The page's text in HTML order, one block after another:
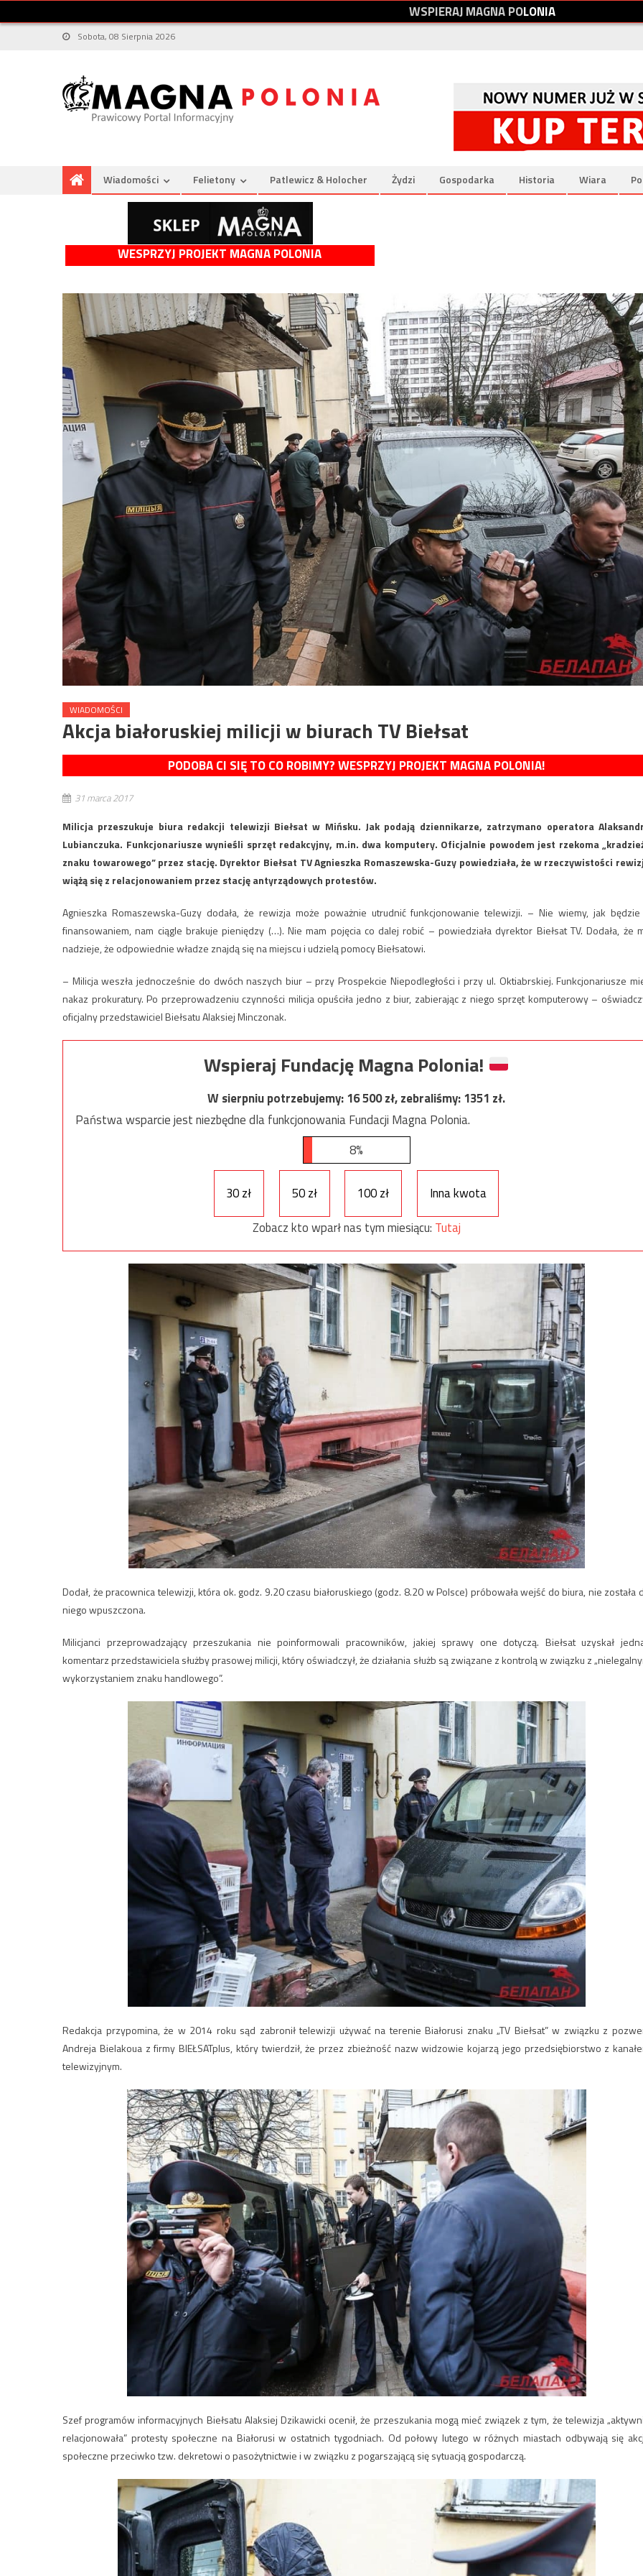
WSPIERAJMAGNAPOLONIA
Sobota, 08 Sierpnia 2026
Wiadomości Felietony Patlewicz & Holocher Żydzi Gospodarka Historia Wiara
WESPRZYJ PROJEKT MAGNA POLONIA
WIADOMOŚCI
Akcja białoruskiej milicji w biurach TV Biełsat
PODOBA CI SIĘ TO CO ROBIMY? WESPRZYJ PROJEKT MAGNA POLONIA!
31 marca 2017
Milicja przeszukuje biura redakcji telewizji Biełsat w Mińsku. Jak podają dziennikarze, zatrzymano operatora
Lubianczuka. Funkcjonariusze wynieśli sprzęt redakcyjny, m.in. dwa komputery. Oficjalnie powodem jest rzekoma
znaku towarowego” przez stację. Dyrektor Biełsat TV Agnieszka Romaszewska-Guzy powiedziała, że w rzeczywistości
wiążą się z relacjonowaniem przez stację antyrządowych protestów.
Agnieszka Romaszewska-Guzy dodała, że rewizja może poważnie utrudnić funkcjonowanie telewizji. – Nie wiemy, jak
finansowaniem, nam ciągle brakuje pieniędzy (…). Nie mam pojęcia co dalej robić – powiedziała dyrektor Biełsat TV. Dodała, że
nadzieje, że odpowiednie władze znajdą się na miejscu i udzielą pomocy Biełsatowi.
– Milicja weszła jednocześnie do dwóch naszych biur – przy Prospekcie Niepodległości i przy ul. Oktiabrskiej. Funkcjonariusze
nakaz prokuratury. Po przeprowadzeniu czynności milicja opuściła jedno z biur, zabierając z niego sprzęt komputerowy –
oficjalny przedstawiciel Biełsatu Alaksiej Minczonak.
Wspieraj Fundację Magna Polonia!
W sierpniu potrzebujemy:16 500zł, zebraliśmy:1351 zł.
Państwa wsparcie jest niezbędne dla funkcjonowania Fundacji Magna Polonia.
8%
30 zł 50 zł 100 zł
Inna kwota
Zobacz kto wparł nas tym miesiącu: Tutaj
Dodał, że pracownica telewizji, która ok. godz. 9.20 czasu białoruskiego (godz. 8.20 w Polsce) próbowała wejść do biura, nie została
niego wpuszczona.
Milicjanci przeprowadzający przeszukania nie poinformowali pracowników, jakiej sprawy one dotyczą. Biełsat uzyskał
komentarz przedstawiciela służby prasowej milicji, który oświadczył, że działania służb są związane z kontrolą w związku z
wykorzystaniem znaku handlowego”.
Redakcja przypomina, że w 2014 roku sąd zabronił telewizji używać na terenie Białorusi znaku „TV Biełsat” w związku z
Andreja Bielakoua z firmy BIEŁSATplus, który twierdził, że przez zbieżność nazw widzowie kojarzą jego przedsiębiorstwo z
telewizyjnym.
Szef programów informacyjnych Biełsatu Alaksiej Dzikawicki ocenił, że przeszukania mogą mieć związek z tym, że telewizja
relacjonowała” protesty społeczne na Białorusi w ostatnich tygodniach. Od połowy lutego w różnych miastach odbywają się
społeczne przeciwko tzw. dekretowi o pasożytnictwie i w związku z pogarszającą się sytuacją gospodarczą.